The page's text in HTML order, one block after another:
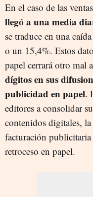
En el caso de las
llegó a una media
se traduce en una
o un 15,4%. Estos
papel cerrará otro mal
dígitos en sus
publicidad en papel.
editores a consolidar
contenidos digitales,
facturación
retroceso en papel.